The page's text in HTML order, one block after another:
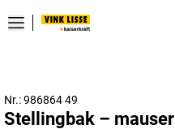
Nr.: 986864 49
Stellingbak – mauser